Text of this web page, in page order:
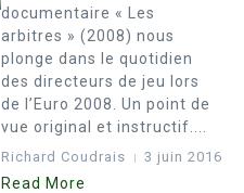
documentaire « Les
arbitres » (2008) nous
plonge dans le quotidien
des directeurs de jeu lors
de l’Euro 2008. Un point de
vue original et instructif....
Richard Coudrais 3 juin 2016
Read More